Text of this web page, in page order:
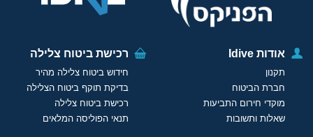
אודות Idive
תקנון
חברת הביטוח
מוקדי חירום התביעות
שאלות ותשובות
רכישת ביטוח צלילה
חידוש ביטוח צלילה מהיר
בדיקת תוקף ביטוח הצלילה
רכישת ביטוח צלילה
תנאי הפוליסה המלאים